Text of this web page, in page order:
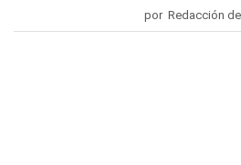
por Redacción de